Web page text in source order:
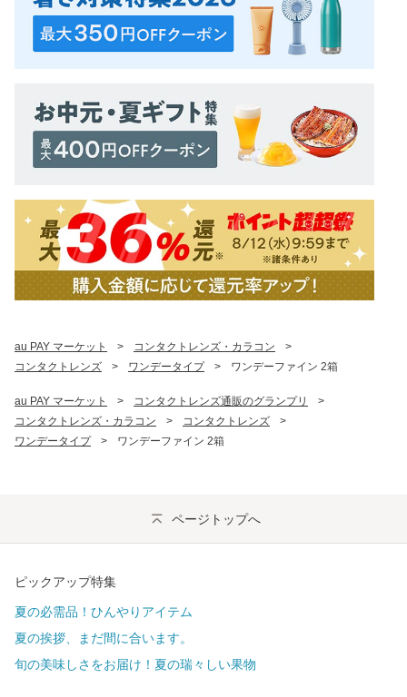
au PAY マーケット > コンタクトレンズ・カラコン
>
コンタクトレンズ
> ワンデータイプ > ワンデーファイン 2箱
au PAY マーケット > コンタクトレンズ通販のグランプリ
>
コンタクトレンズ・カラコン
> コンタクトレンズ
>
ワンデータイプ
> ワンデーファイン 2箱
ページトップへ
ピックアップ特集
夏の必需品！ひんやりアイテム
夏の挨拶、まだ間に合います。
旬の美味しさをお届け！夏の瑞々しい果物